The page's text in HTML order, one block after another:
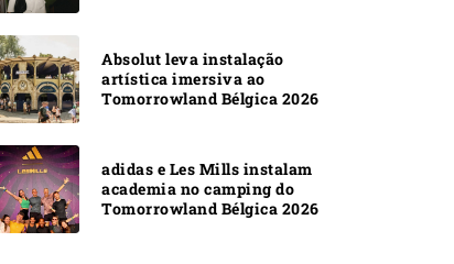
Absolut leva instalação
artística imersiva ao
Tomorrowland Bélgica 2026
adidas e Les Mills instalam
academia no camping do
Tomorrowland Bélgica 2026